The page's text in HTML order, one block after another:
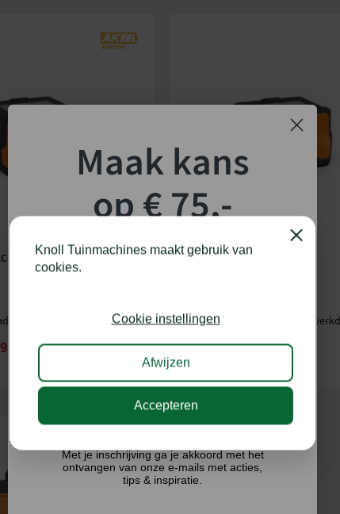
Diameter achterwiel
Gemeten geluidsdrukniveau
Gegarandeerd
Onzekerheidsfactor
Maaibreedte (cm)
Maximaal gazonoppervlak
STIHL AK 20 ACCU
Levering binnen 3 tot 7
€ 139,00 €125,01
Knoll Tuinmachines maakt gebruik van
cookies.
Close
Cookie instellingen
Afwijzen
Accepteren
Maak kans
op € 75,-
shoptegoed!
Ik doe graag mee!
Met je inschrijving ga je akkoord met het
ontvangen van onze e-mails met acties,
tips & inspiratie.